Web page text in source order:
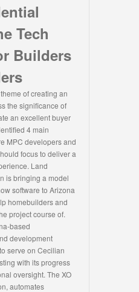
Tech
Builders
of creating an
the significance of
an excellent buyer
4 main
MPC developers and
focus to deliver a
Land
is bringing a model
software to Arizona
homebuilders and
project course of.
based
development
serve on Cecilian
with its progress
oversight. The XO
automates